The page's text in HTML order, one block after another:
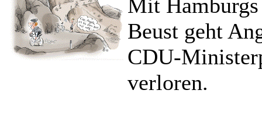
Mit
Beust geht
CDU-
verloren.